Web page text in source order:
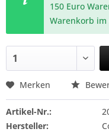
150 Euro
Warenkorb im
Merken
Artikel-Nr.:
Hersteller: